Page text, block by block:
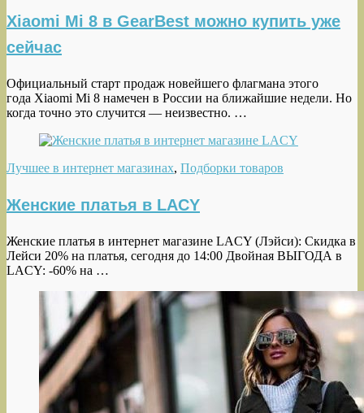
Xiaomi Mi 8 в GearBest можно купить уже
сейчас
Официальный старт продаж новейшего флагмана этого
года Xiaomi Mi 8 намечен в России на ближайшие недели. Но
когда точно это случится — неизвестно. …
Лучшее в интернет магазинах, Подборки товаров
Женские платья в LACY
Женские платья в интернет магазине LACY (Лэйси): Скидка в
Лейси 20% на платья, сегодня до 14:00 Двойная ВЫГОДА в
LACY: -60% на …